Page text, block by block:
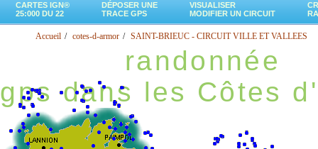
CARTES IGN®
25:000 DU 22
DÉPOSER UNE
TRACE GPS
VISUALISER
MODIFIER UN CIRCUIT
Accueil cotes-d-armor SAINT-BRIEUC - CIRCUIT VILLE ET VALLEES
randonnée
gps dans les Côtes